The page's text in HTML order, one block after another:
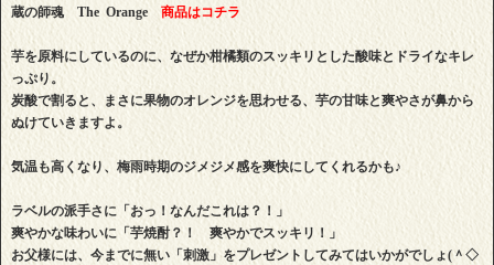
蔵の師魂 The Orange 商品はコチラ
芋を原料にしているのに、なぜか柑橘類のスッキリとした酸味とドライなキレ
っぷり。
炭酸で割ると、まさに果物のオレンジを思わせる、芋の甘味と爽やさが鼻から
ぬけていきますよ。
気温も高くなり、梅雨時期のジメジメ感を爽快にしてくれるかも♪
ラベルの派手さに「おっ！なんだこれは？！」
爽やかな味わいに「芋焼酎？！ 爽やかでスッキリ！」
お父様には、今までに無い「刺激」をプレゼントしてみてはいかがでしょ(＾◇